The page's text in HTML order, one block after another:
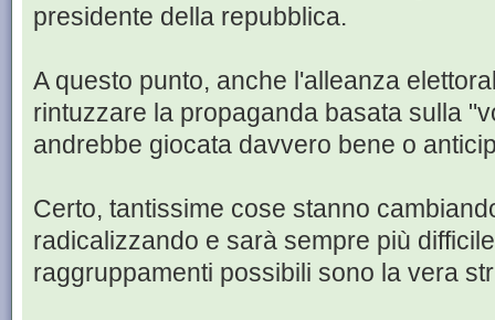
presidente della repubblica.
A questo punto, anche l'alleanza
rintuzzare la propaganda basata sulla
andrebbe giocata davvero bene o
Certo, tantissime cose stanno
radicalizzando e sarà sempre più
raggruppamenti possibili sono la vera